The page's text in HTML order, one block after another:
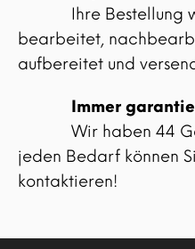
Ihre Bestellung
bearbeitet,
aufbereitet und
Immer
Wir haben 44
jeden Bedarf können
kontaktieren!